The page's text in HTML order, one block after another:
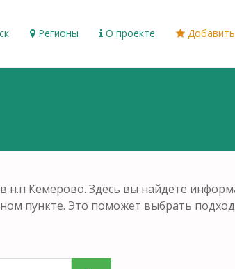
Регионы О проекте
н.п Кемерово. Здесь вы найдете
пункте. Это поможет выбрать